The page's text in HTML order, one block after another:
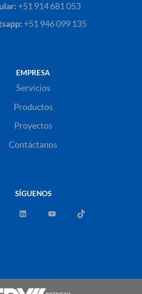
+51 914 681 053
+51 946 099 135
EMPRESA
Servicios
Productos
Proyectos
Contáctanos
SÍGUENOS